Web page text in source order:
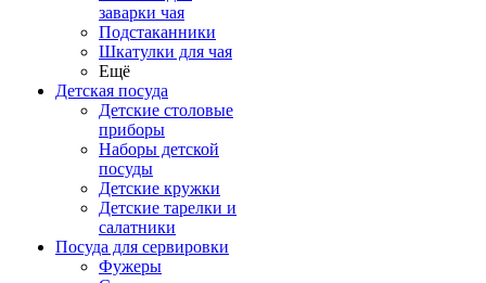
заварки чая
Подстаканники
Шкатулки для чая
Ещё
Детская посуда
Детские столовые
приборы
Наборы детской
посуды
Детские кружки
Детские тарелки и
салатники
Посуда для сервировки
Фужеры